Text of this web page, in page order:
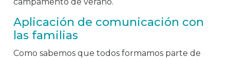
Aplicación de comunicación con
las familias
Como sabemos que todos formamos parte de